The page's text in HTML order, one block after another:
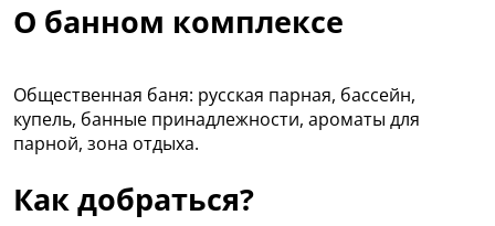
О банном комплексе
Общественная баня: русская парная, бассейн,
купель, банные принадлежности, ароматы для
парной, зона отдыха.
Как добраться?